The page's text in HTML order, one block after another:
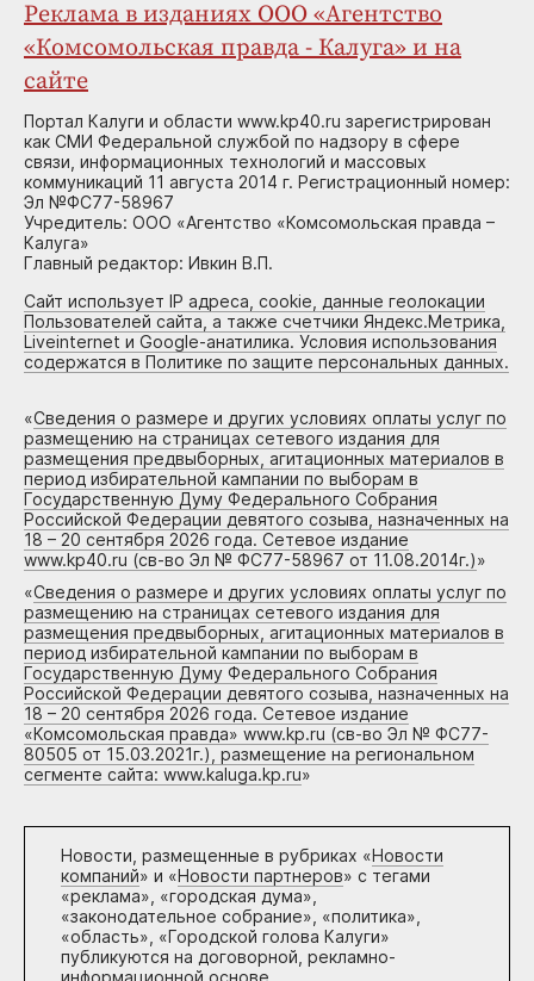
Реклама в изданиях ООО «Агентство
«Комсомольская правда - Калуга» и на
сайте
Портал Калуги и области www.kp40.ru зарегистрирован
как СМИ Федеральной службой по надзору в сфере
связи, информационных технологий и массовых
коммуникаций 11 августа 2014 г. Регистрационный номер:
Эл №ФС77-58967
Учредитель: ООО «Агентство «Комсомольская правда –
Калуга»
Главный редактор: Ивкин В.П.
Сайт использует IP адреса, cookie, данные геолокации
Пользователей сайта, а также счетчики Яндекс.Метрика,
Liveinternet и Google-анатилика. Условия использования
содержатся в Политике по защите персональных данных.
«Сведения о размере и других условиях оплаты услуг по
размещению на страницах сетевого издания для
размещения предвыборных, агитационных материалов в
период избирательной кампании по выборам в
Государственную Думу Федерального Собрания
Российской Федерации девятого созыва, назначенных на
18 – 20 сентября 2026 года. Сетевое издание
www.kp40.ru (св-во Эл № ФС77-58967 от 11.08.2014г.)»
«Сведения о размере и других условиях оплаты услуг по
размещению на страницах сетевого издания для
размещения предвыборных, агитационных материалов в
период избирательной кампании по выборам в
Государственную Думу Федерального Собрания
Российской Федерации девятого созыва, назначенных на
18 – 20 сентября 2026 года. Сетевое издание
«Комсомольская правда» www.kp.ru (св-во Эл № ФС77-
80505 от 15.03.2021г.), размещение на региональном
сегменте сайта: www.kaluga.kp.ru»
Новости, размещенные в рубриках «Новости
компаний» и «Новости партнеров» с тегами
«реклама», «городская дума»,
«законодательное собрание», «политика»,
«область», «Городской голова Калуги»
публикуются на договорной, рекламно-
информационной основе.